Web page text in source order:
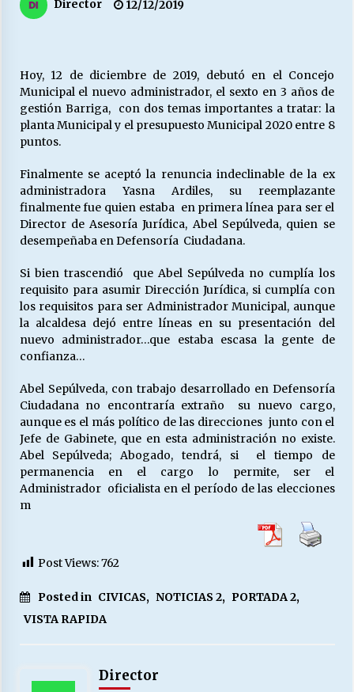
13/07/2026
Escuela hospitalaria El Carmen de Maipu.
25/06/2026
¿Qué habrían dicho?
23/06/2026
16/06/2026
MUNICIPALIDADES, HONORARIOS, DESPIDOS
28/05/2026
Releyendo la Rerum Novarum a 135 años. “La
cuestión social hoy”.
16/05/2026
S.O.S. a los ricos, Save Our Souls (Salvar
Nuestras Almas)
18/04/2026
Director 12/12/2019
Hoy, 12 de diciembre de 2019, debutó en el Concejo
Municipal el nuevo administrador, el sexto en 3 años de
gestión Barriga, con dos temas importantes a tratar: la
planta Municipal y el presupuesto Municipal 2020 entre 8
puntos.
Finalmente se aceptó la renuncia indeclinable de la ex
administradora Yasna Ardiles, su reemplazante
finalmente fue quien estaba en primera línea para ser el
Director de Asesoría Jurídica, Abel Sepúlveda, quien se
desempeñaba en Defensoría Ciudadana.
Si bien trascendió que Abel Sepúlveda no cumplía los
requisito para asumir Dirección Jurídica, si cumplía con
los requisitos para ser Administrador Municipal, aunque
la alcaldesa dejó entre líneas en su presentación del
nuevo administrador…que estaba escasa la gente de
confianza…
Abel Sepúlveda, con trabajo desarrollado en Defensoría
Ciudadana no encontraría extraño su nuevo cargo,
aunque es el más político de las direcciones junto con el
Jefe de Gabinete, que en esta administración no existe.
Abel Sepúlveda; Abogado, tendrá, si el tiempo de
permanencia en el cargo lo permite, ser el
Administrador oficialista en el período de las elecciones
m
Post Views:762
Posted in CIVICAS, NOTICIAS 2, PORTADA 2,
VISTA RAPIDA
Director